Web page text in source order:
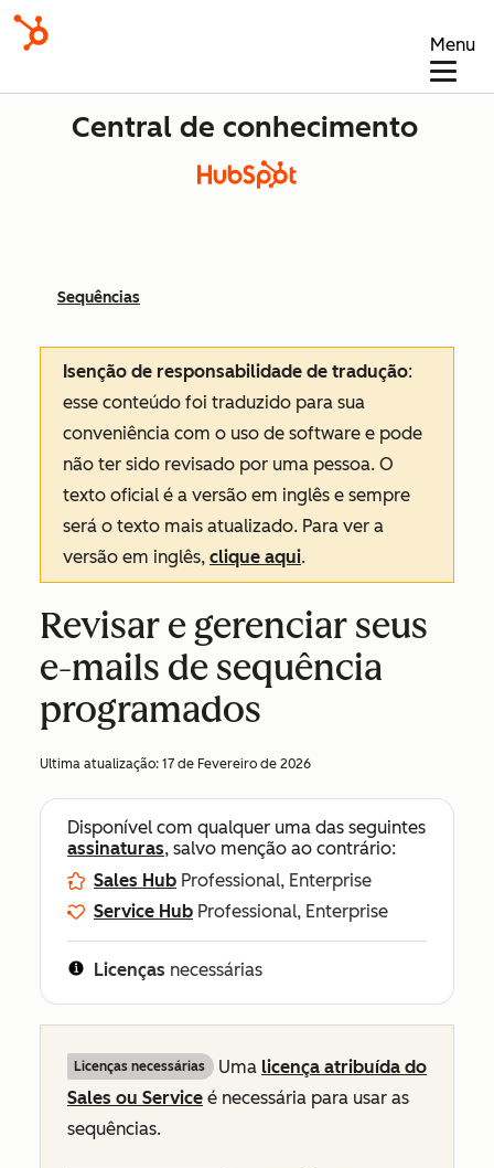
Menu
Central de conhecimento
Sequências
Isenção de responsabilidade de tradução:
esse conteúdo foi traduzido para sua
conveniência com o uso de software e pode
não ter sido revisado por uma pessoa. O
texto oficial é a versão em inglês e sempre
será o texto mais atualizado. Para ver a
versão em inglês, clique aqui.
Revisar e gerenciar seus
e-mails de sequência
programados
Ultima atualização: 17 de Fevereiro de 2026
Disponível com qualquer uma das seguintes
assinaturas, salvo menção ao contrário:
Sales Hub Professional, Enterprise
Service Hub Professional, Enterprise
Licenças necessárias
Licenças necessárias Uma licença atribuída do
Sales ou Service é necessária para usar as
sequências.